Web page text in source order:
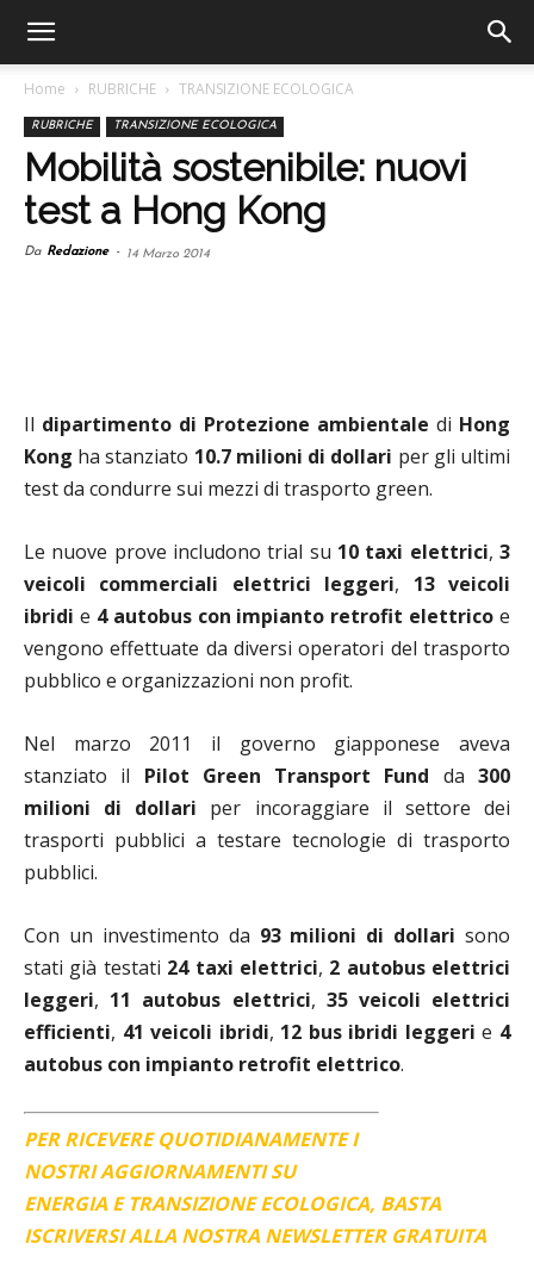
Home RUBRICHE TRANSIZIONE ECOLOGICA
RUBRICHE TRANSIZIONE ECOLOGICA
Mobilità sostenibile: nuovi
test a Hong Kong
Da Redazione - 14 Marzo 2014
Il dipartimento di Protezione ambientale di Hong
Kong ha stanziato 10.7 milioni di dollari per gli ultimi
test da condurre sui mezzi di trasporto green.
Le nuove prove includono trial su 10 taxi elettrici,3
veicoli commerciali elettrici leggeri, 13 veicoli
ibridi e 4 autobus con impianto retrofit elettrico e
vengono effettuate da diversi operatori del trasporto
pubblico e organizzazioni non profit.
Nel marzo 2011 il governo giapponese aveva
stanziato il Pilot Green Transport Fund da300
milioni di dollari per incoraggiare il settore dei
trasporti pubblici a testare tecnologie di trasporto
pubblici.
Con un investimento da 93 milioni di dollari sono
stati già testati 24 taxi elettrici, 2 autobus elettrici
leggeri, 11 autobus elettrici, 35 veicoli elettrici
efficienti, 41 veicoli ibridi, 12 bus ibridi leggeri e 4
autobus con impianto retrofit elettrico.
PER RICEVERE QUOTIDIANAMENTE I
NOSTRI AGGIORNAMENTI SU
ENERGIA E TRANSIZIONE ECOLOGICA, BASTA
ISCRIVERSI ALLA NOSTRA NEWSLETTER GRATUITA